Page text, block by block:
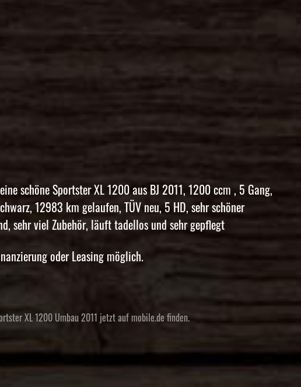
schöne Sportster XL 1200 aus BJ 2011, 1200 ccm , 5 Gang,
12983 km gelaufen, TÜV neu, 5 HD, sehr schöner
sehr viel Zubehör, läuft tadellos und sehr gepflegt
oder Leasing möglich.
XL 1200 Umbau 2011 jetzt auf mobile.de finden.